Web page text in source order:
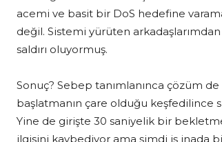
acemi ve basit bir DoS hedefine
değil. Sistemi yürüten
saldırı oluyormuş.
Sonuç? Sebep tanımlanınca çözüm
başlatmanın çare olduğu keşfedilince
Yine de girişte 30 saniyelik bir
ilgisini kaybediyor ama şimdi iş inada